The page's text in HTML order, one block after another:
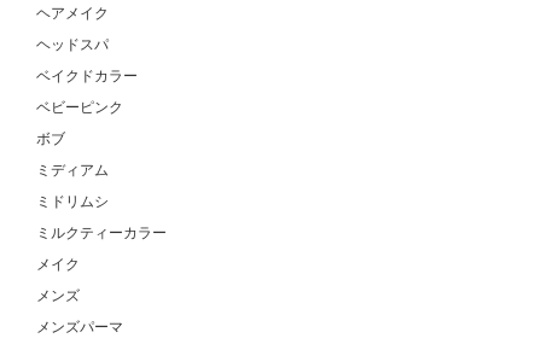
ヘアメイク
ヘッドスパ
ベイクドカラー
ベビーピンク
ボブ
ミディアム
ミドリムシ
ミルクティーカラー
メイク
メンズ
メンズパーマ